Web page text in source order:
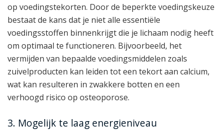
op voedingstekorten. Door de beperkte voedingskeuze
bestaat de kans dat je niet alle essentiële
voedingsstoffen binnenkrijgt die je lichaam nodig heeft
om optimaal te functioneren. Bijvoorbeeld, het
vermijden van bepaalde voedingsmiddelen zoals
zuivelproducten kan leiden tot een tekort aan calcium,
wat kan resulteren in zwakkere botten en een
verhoogd risico op osteoporose.
3. Mogelijk te laag energieniveau